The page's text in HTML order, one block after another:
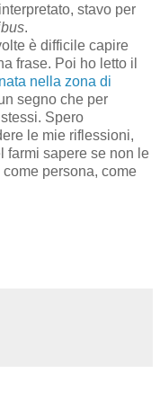
stavo per
.
è difficile capire
frase. Poi ho letto il
nella zona di
segno che per
Spero
le mie riflessioni,
farmi sapere se non le
persona, come